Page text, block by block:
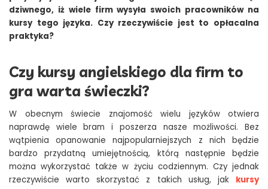
dziwnego, iż wiele firm wysyła swoich pracowników na
kursy tego języka. Czy rzeczywiście jest to opłacalna
praktyka?
Czy kursy angielskiego dla firm to
gra warta świeczki?
W obecnym świecie znajomość wielu języków otwiera
naprawdę wiele bram i poszerza nasze możliwości. Bez
wątpienia opanowanie najpopularniejszych z nich będzie
bardzo przydatną umiejętnością, którą następnie będzie
można wykorzystać także w życiu codziennym. Czy jednak
rzeczywiście warto skorzystać z takich usług, jak kursy